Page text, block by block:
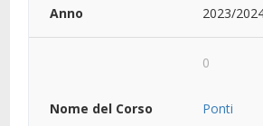
2023/
0
Ponti